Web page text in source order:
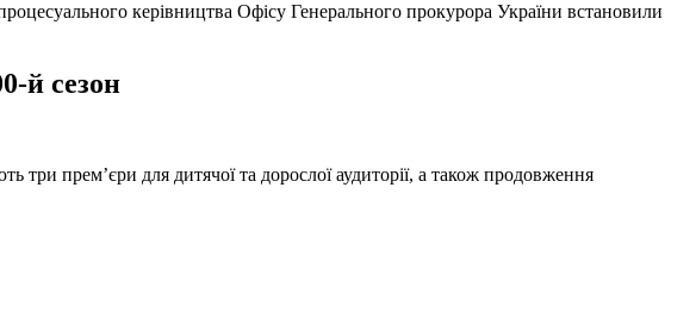
керівництва Офісу Генерального прокурора України встановили
й сезон
три прем’єри для дитячої та дорослої аудиторії, а також продовження